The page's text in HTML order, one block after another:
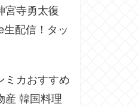
宮寺勇太復
生配信！タッ
ミカおすすめ
産 韓国料理